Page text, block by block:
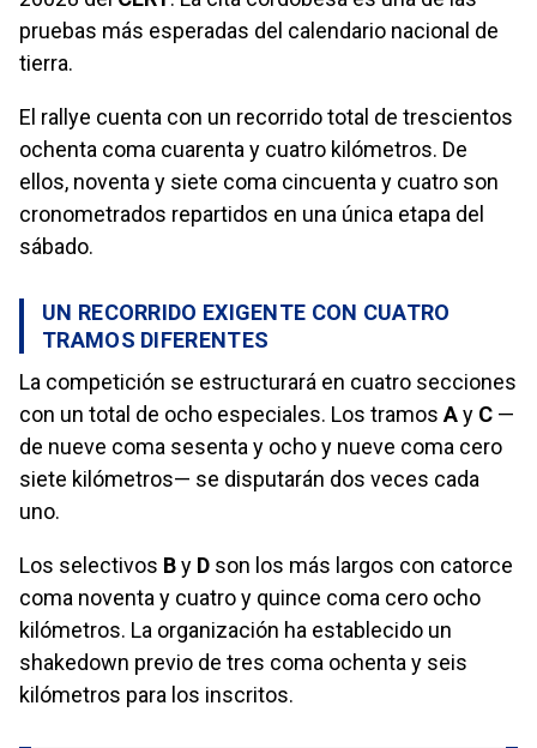
pruebas más esperadas del calendario nacional de
tierra.
El rallye cuenta con un recorrido total de trescientos
ochenta coma cuarenta y cuatro kilómetros. De
ellos, noventa y siete coma cincuenta y cuatro son
cronometrados repartidos en una única etapa del
sábado.
UN RECORRIDO EXIGENTE CON CUATRO
TRAMOS DIFERENTES
La competición se estructurará en cuatro secciones
con un total de ocho especiales. Los tramos Ay C —
de nueve coma sesenta y ocho y nueve coma cero
siete kilómetros— se disputarán dos veces cada
uno.
Los selectivos By D son los más largos con catorce
coma noventa y cuatro y quince coma cero ocho
kilómetros. La organización ha establecido un
shakedown previo de tres coma ochenta y seis
kilómetros para los inscritos.